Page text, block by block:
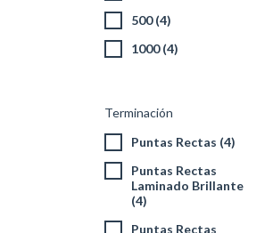
500 (4)
1000 (4)
Terminación
Puntas Rectas (4)
Puntas Rectas
Laminado Brillante
(4)
Puntas Rectas